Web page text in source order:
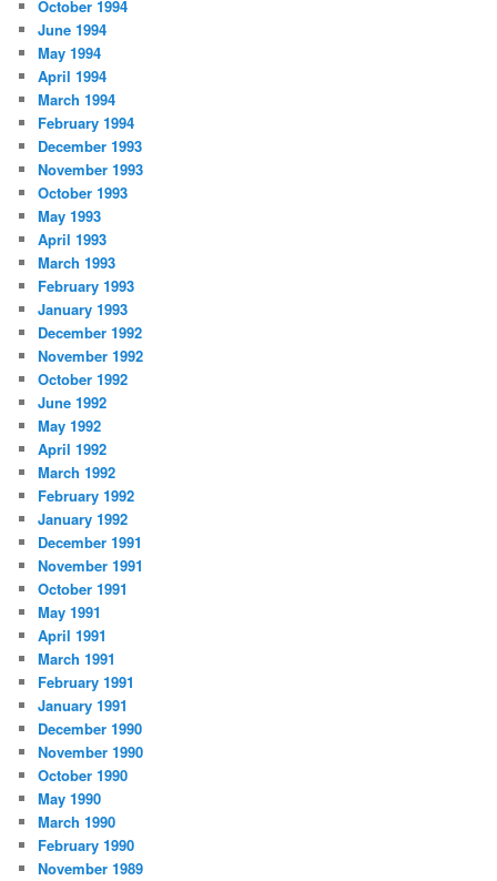
October 1994
June 1994
May 1994
April 1994
March 1994
February 1994
December 1993
November 1993
October 1993
May 1993
April 1993
March 1993
February 1993
January 1993
December 1992
November 1992
October 1992
June 1992
May 1992
April 1992
March 1992
February 1992
January 1992
December 1991
November 1991
October 1991
May 1991
April 1991
March 1991
February 1991
January 1991
December 1990
November 1990
October 1990
May 1990
March 1990
February 1990
November 1989